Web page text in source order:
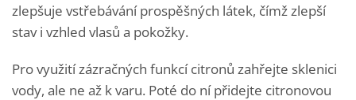
zlepšuje vstřebávání prospěšných látek, čímž zlepší
stav i vzhled vlasů a pokožky.
Pro využití zázračných funkcí citronů zahřejte sklenici
vody, ale ne až k varu. Poté do ní přidejte citronovou